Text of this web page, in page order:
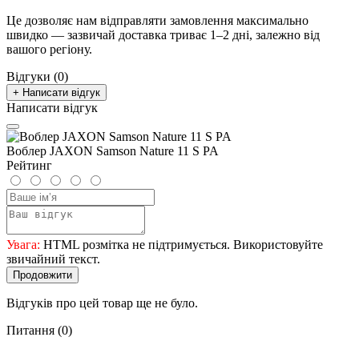
Це дозволяє нам відправляти замовлення максимально
швидко — зазвичай доставка триває 1–2 дні, залежно від
вашого регіону.
Відгуки (0)
+ Написати відгук
Написати відгук
Воблер JAXON Samson Nature 11 S PA
Рейтинг
Увага: HTML розмітка не підтримується. Використовуйте
звичайний текст.
Продовжити
Відгуків про цей товар ще не було.
Питання (0)